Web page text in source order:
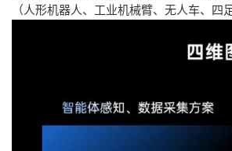
（人形机器人、工业机械臂、无人车、四